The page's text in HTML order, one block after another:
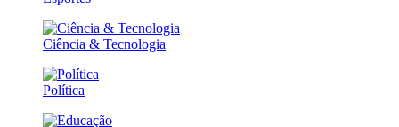
Ciência & Tecnologia
Política